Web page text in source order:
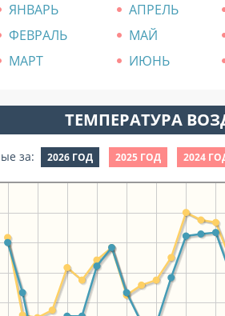
ЯНВАРЬ АПРЕЛЬ
ФЕВРАЛЬ
МАЙ
МАРТ
ИЮНЬ
ТЕМПЕРАТУРА
за: 2026 ГОД 2025 ГОД 2024